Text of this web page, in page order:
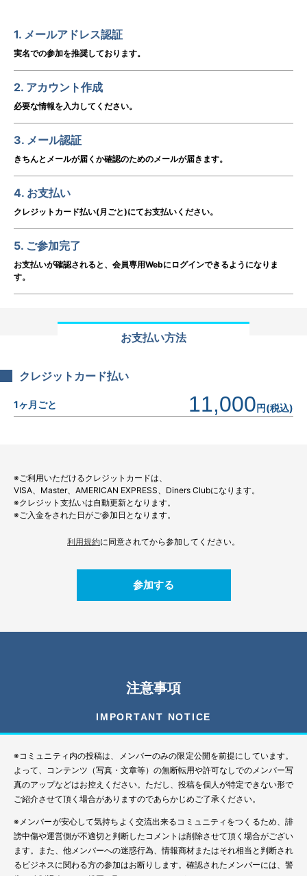
1. メールアドレス認証
実名での参加を推奨しております。
2. アカウント作成
必要な情報を入力してください。
3. メール認証
きちんとメールが届くか確認のためのメールが届きます。
4. お支払い
クレジットカード払い(月ごと)にてお支払いください。
5. ご参加完了
お支払いが確認されると、会員専用Webにログインできるようになりま
す。
お支払い方法
クレジットカード払い
1ヶ月ごと 11,000円(税込)
※ご利用いただけるクレジットカードは、
VISA、Master、AMERICAN EXPRESS、Diners Clubになります。
※クレジット支払いは自動更新となります。
※ご入金をされた日がご参加日となります。
利用規約に同意されてから参加してください。
参加する
注意事項
IMPORTANT NOTICE
※コミュニティ内の投稿は、メンバーのみの限定公開を前提にしています。
よって、コンテンツ（写真・文章等）の無断転用や許可なしでのメンバー写
真のアップなどはお控えください。ただし、投稿を個人が特定できない形で
ご紹介させて頂く場合がありますのであらかじめご了承ください。
※メンバーが安心して気持ちよく交流出来るコミュニティをつくるため、誹
謗中傷や運営側が不適切と判断したコメントは削除させて頂く場合がござい
ます。また、他メンバーへの迷惑行為、情報商材またはそれ相当と判断され
るビジネスに関わる方の参加はお断りします。確認されたメンバーには、警